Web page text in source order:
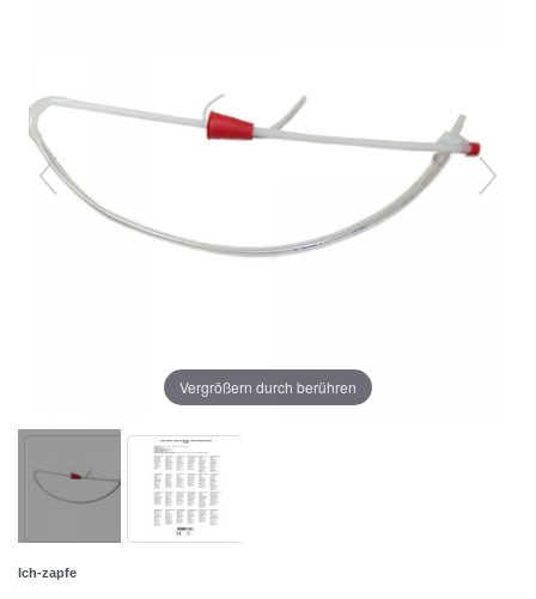
Vergrößern durch berühren
Ich-zapfe